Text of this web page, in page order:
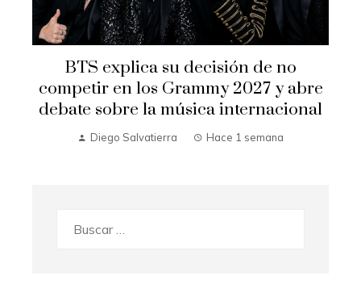
BTS explica su decisión de no
competir en los Grammy 2027 y abre
debate sobre la música internacional
Diego Salvatierra Hace 1 semana